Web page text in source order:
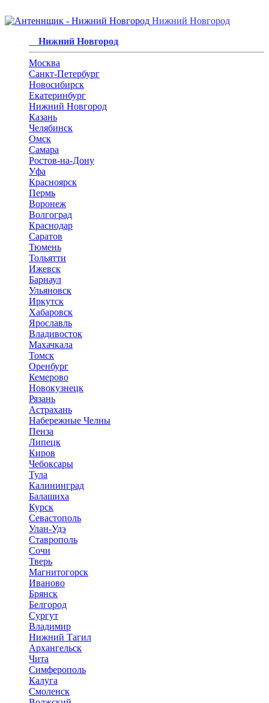
Нижний Новгород
Нижний Новгород
Москва
Санкт-Петербург
Новосибирск
Екатеринбург
Нижний Новгород
Казань
Челябинск
Омск
Самара
Ростов-на-Дону
Уфа
Красноярск
Пермь
Воронеж
Волгоград
Краснодар
Саратов
Тюмень
Тольятти
Ижевск
Барнаул
Ульяновск
Иркутск
Хабаровск
Ярославль
Владивосток
Махачкала
Томск
Оренбург
Кемерово
Новокузнецк
Рязань
Астрахань
Набережные Челны
Пенза
Липецк
Киров
Чебоксары
Тула
Калининград
Балашиха
Курск
Севастополь
Улан-Удэ
Ставрополь
Сочи
Тверь
Магнитогорск
Иваново
Брянск
Белгород
Сургут
Владимир
Нижний Тагил
Архангельск
Чита
Симферополь
Калуга
Смоленск